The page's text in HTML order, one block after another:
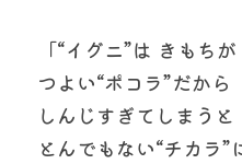
「“イグニ”は きもちが
つよい“ポコラ”だから
しんじすぎてしまうと
とんでもない“チカラ”